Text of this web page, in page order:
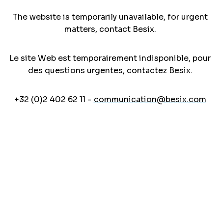
The website is temporarily unavailable, for urgent
matters, contact Besix.
Le site Web est temporairement indisponible, pour
des questions urgentes, contactez Besix.
+32 (0)2 402 62 11 - communication@besix.com